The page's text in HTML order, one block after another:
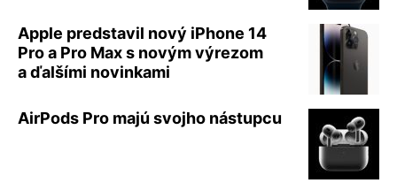
Apple predstavil nový iPhone 14
Pro a Pro Max s novým výrezom
a ďalšími novinkami
AirPods Pro majú svojho nástupcu